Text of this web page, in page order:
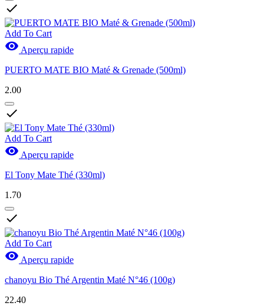

Add To Cart
 Aperçu rapide
PUERTO MATE BIO Maté & Grenade (500ml)
2.00

Add To Cart
 Aperçu rapide
El Tony Mate Thé (330ml)
1.70

Add To Cart
 Aperçu rapide
chanoyu Bio Thé Argentin Maté N°46 (100g)
22.40